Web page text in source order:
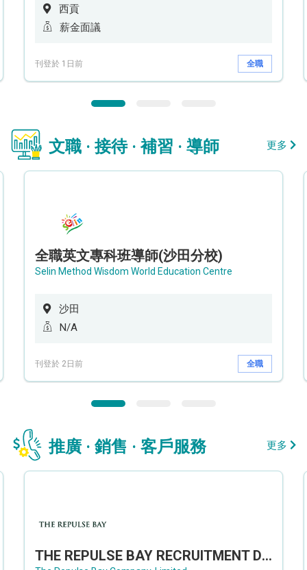
西貢
薪金面議
刊登於 1日前 全職
文職 · 接待 · 補習 · 導師 更多
全職英文專科班導師(沙田分校)
Selin Method Wisdom World Education Centre
沙田
N/A
刊登於 2日前 全職
推廣 · 銷售 · 客戶服務 更多
THE REPULSE BAY RECRUITMENT DAY 淺水灣影灣園人才招聘會